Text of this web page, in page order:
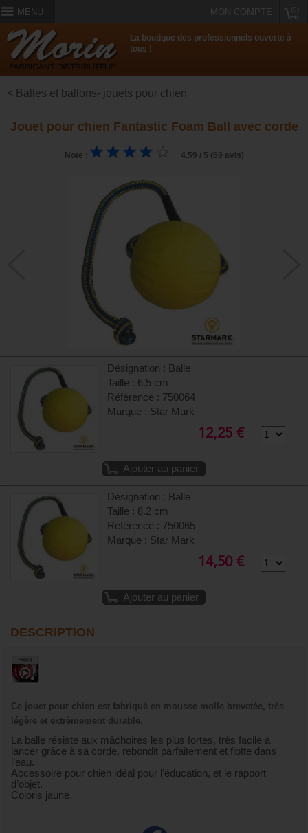
MENU MON COMPTE
La boutique des professionnels ouverte à
tous !
< Balles et ballons- jouets pour chien
Jouet pour chien Fantastic Foam Ball avec corde
Note : 4.59 / 5 (69 avis)
Désignation : Balle
Taille : 6.5 cm
Référence : 750064
Marque : Star Mark
12,25 €
Ajouter au panier
Désignation : Balle
Taille : 8.2 cm
Référence : 750065
Marque : Star Mark
14,50 €
Ajouter au panier
DESCRIPTION
Ce jouet pour chien est fabriqué en mousse molle brevetée, très
légère et extrêmement durable.
La balle résiste aux mâchoires les plus fortes, très facile à
lancer grâce à sa corde, rebondit parfaitement et flotte dans
l’eau.
Accessoire pour chien idéal pour l’éducation, et le rapport
d’objet.
Coloris jaune.